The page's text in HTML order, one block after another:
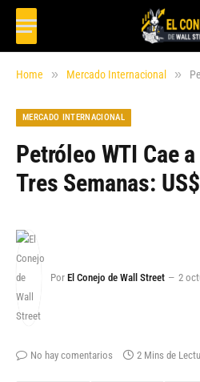
Home » Mercado Internacional »
MERCADO INTERNACIONAL
Petróleo WTI Cae
Tres Semanas:
Por El Conejo de Wall Street 2
No hay comentarios 2 Mins de